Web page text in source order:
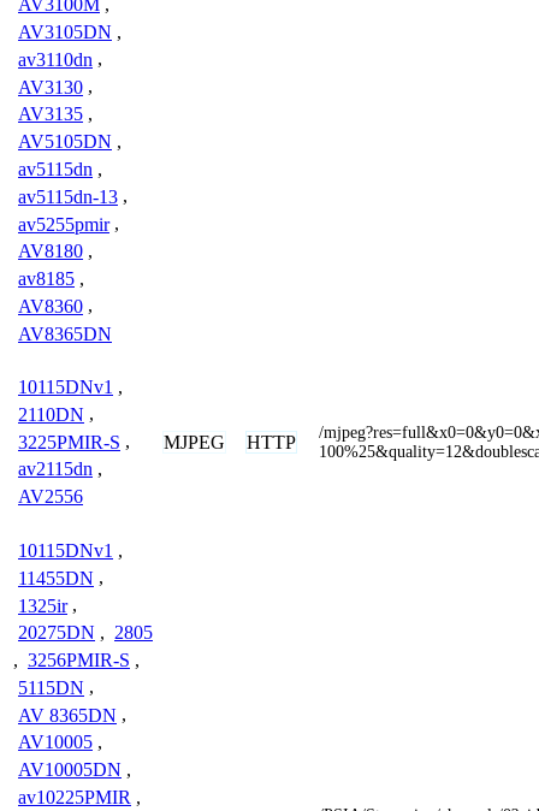
AV3100M ,
AV3105DN ,
av3110dn ,
AV3130 ,
AV3135 ,
AV5105DN ,
av5115dn ,
av5115dn-13 ,
av5255pmir ,
AV8180 ,
av8185 ,
AV8360 ,
AV8365DN
10115DNv1 ,
2110DN ,
3225PMIR-S ,
av2115dn ,
AV2556
MJPEG HTTP
/
10115DNv1 ,
11455DN ,
1325ir ,
20275DN , 2805
, 3256PMIR-S ,
5115DN ,
AV 8365DN ,
AV10005 ,
AV10005DN ,
av10225PMIR ,